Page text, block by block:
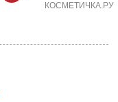
КОСМЕТИЧКА.РУ